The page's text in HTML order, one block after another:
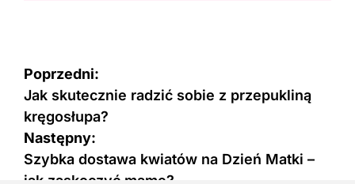
Nawigacja
wpisu
Poprzedni:
Jak skutecznie radzić sobie z przepukliną
kręgosłupa?
Następny:
Szybka dostawa kwiatów na Dzień Matki –